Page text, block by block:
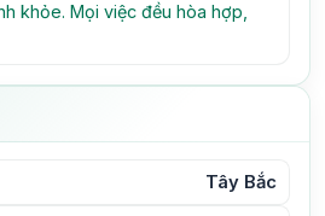
khỏe. Mọi việc đều hòa hợp,
Tây Bắc